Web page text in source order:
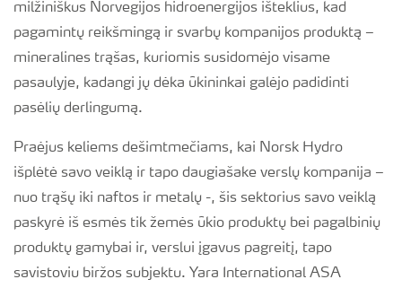
Yara European Business Services
Parama Mamų Unijai
milžiniškus Norvegijos hidroenergijos išteklius, kad
pagamintų reikšmingą ir svarbų kompanijos produktą –
mineralines trąšas, kuriomis susidomėjo visame
pasaulyje, kadangi jų dėka ūkininkai galėjo padidinti
pasėlių derlingumą.
Praėjus keliems dešimtmečiams, kai Norsk Hydro
išplėtė savo veiklą ir tapo daugiašake verslų kompanija –
nuo trąšų iki naftos ir metalų -, šis sektorius savo veiklą
paskyrė iš esmės tik žemės ūkio produktų bei pagalbinių
produktų gamybai ir, verslui įgavus pagreitį, tapo
savistoviu biržos subjektu. Yara International ASA